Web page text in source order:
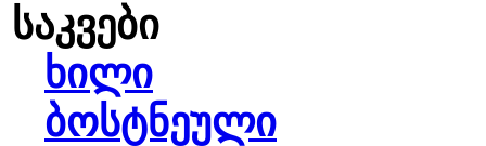
საკვები
ხილი
ბოსტნეული